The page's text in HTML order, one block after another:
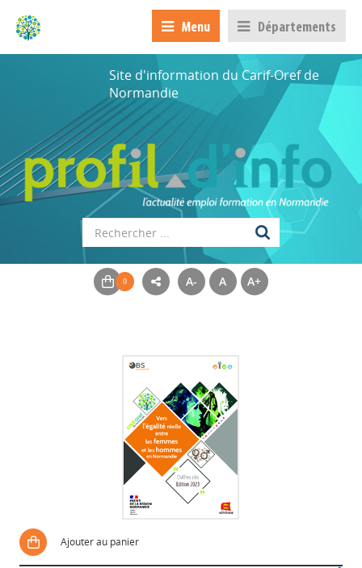
Menu Départements
Site d'information du Carif-Oref de
Normandie
A- A A+
Ajouter au panier